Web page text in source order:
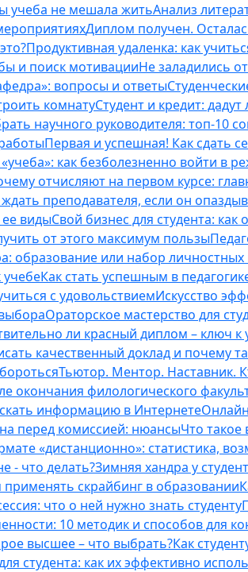
учеба не мешала житьАнализ
Диплом получен.
Продуктивная удаленка: как
и поиск мотивацииНе заладились
вопросы и ответы
комнатуСтудент и кредит: дадут
научного руководителя: топ-10
Первая и успешная! Как сдать
как безболезненно войти в
отчисляют на первом курсе:
преподавателя, если он
ее видыСвой бизнес для студента: как
от этого максимум пользы
образование или набор личностных
учебеКак стать успешным в
с удовольствиемИскусство
Ораторское мастерство для
ли красный диплом – ключ к
качественный доклад и почему
Тьютор. Ментор. Наставник.
окончания филологического
информацию в Интернете
перед комиссией: нюансыЧто
«дистанционно»: статистика,
- что делать?Зимняя хандра у
применять скрайбинг в образовании
что о ней нужно знать студенту
10 методик и способов для
высшее – что выбрать?Как
студента: как их эффективно